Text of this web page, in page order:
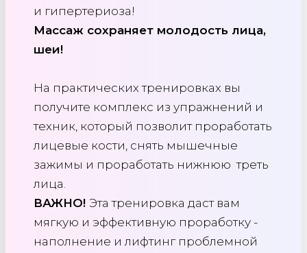
и гипертериоза!
Массаж сохраняет молодость лица,
шеи!
На практических тренировках вы
получите комплекс из упражнений и
техник, который позволит проработать
лицевые кости, снять мышечные
зажимы и проработать нижнюю треть
лица.
ВАЖНО! Эта тренировка даст вам
мягкую и эффективную проработку -
наполнение и лифтинг проблемной